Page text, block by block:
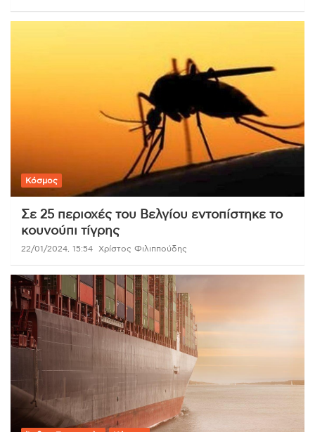
Κόσμος
Σε 25 περιοχές του Βελγίου εντοπίστηκε το
κουνούπι τίγρης
22/01/2024, 15:54 Χρίστος Φιλιππούδης